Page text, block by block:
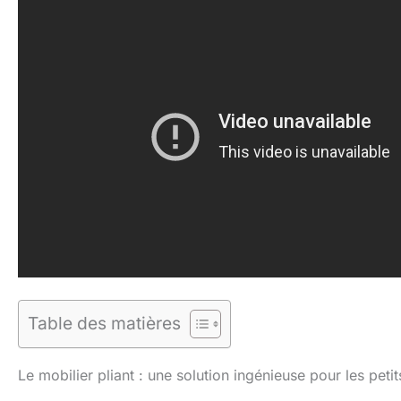
Table des matières
Le mobilier pliant : une solution ingénieuse pour les